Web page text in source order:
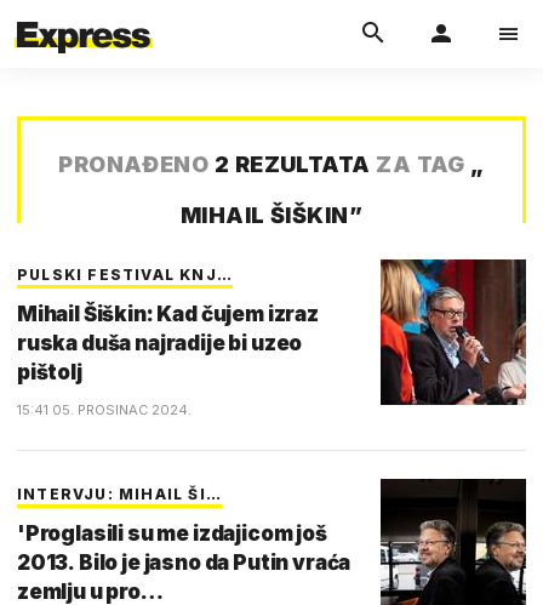
PRONAĐENO 2 REZULTATA ZA TAG „
MIHAIL ŠIŠKIN”
PULSKI FESTIVAL KNJ…
Mihail Šiškin: Kad čujem izraz
ruska duša najradije bi uzeo
pištolj
15:41 05. PROSINAC 2024.
INTERVJU: MIHAIL ŠI…
'Proglasili su me izdajicom još
2013. Bilo je jasno da Putin vraća
zemlju u pro…